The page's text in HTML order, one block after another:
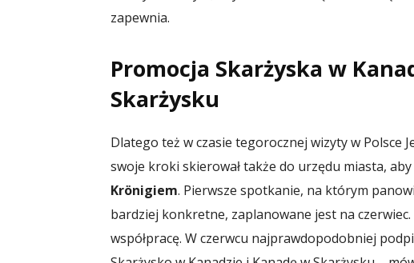
zapewnia.
Promocja Skarżyska w
Skarżysku
Dlatego też w czasie tegorocznej wizyty w Polsce
swoje kroki skierował także do urzędu miasta,
Krönigiem. Pierwsze spotkanie, na którym
bardziej konkretne, zaplanowane jest na
współpracę. W czerwcu najprawdopodobniej